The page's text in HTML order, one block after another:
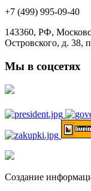
+7 (499) 995-09-40
143360, РФ,
Островского, д. 38,
Мы в соцсетях
Создание